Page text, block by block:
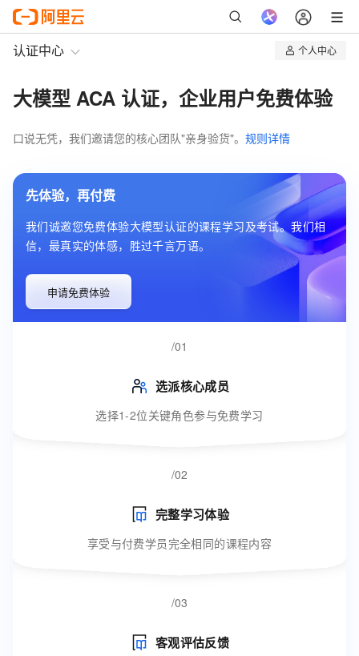
认证中心
个人中心
我的课程
大模型 ACA 认证，企业用户免费体验
口说无凭，我们邀请您的核心团队"亲身验货"。 规则详情
先体验，再付费
我们诚邀您免费体验大模型认证的课程学习及考试。我们相
信，最真实的体感，胜过千言万语。
申请免费体验
/01
选派核心成员
选择1-2位关键角色参与免费学习
/02
完整学习体验
享受与付费学员完全相同的课程内容
/03
客观评估反馈